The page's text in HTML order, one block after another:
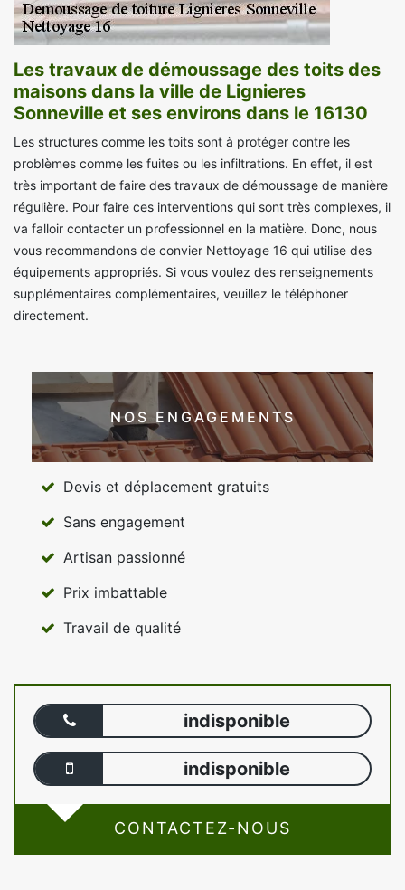
Les travaux de démoussage des toits des
maisons dans la ville de Lignieres
Sonneville et ses environs dans le 16130
Les structures comme les toits sont à protéger contre les
problèmes comme les fuites ou les infiltrations. En effet, il est
très important de faire des travaux de démoussage de manière
régulière. Pour faire ces interventions qui sont très complexes, il
va falloir contacter un professionnel en la matière. Donc, nous
vous recommandons de convier Nettoyage 16 qui utilise des
équipements appropriés. Si vous voulez des renseignements
supplémentaires complémentaires, veuillez le téléphoner
directement.
NOS ENGAGEMENTS
Devis et déplacement gratuits
Sans engagement
Artisan passionné
Prix imbattable
Travail de qualité
indisponible
indisponible
CONTACTEZ-NOUS